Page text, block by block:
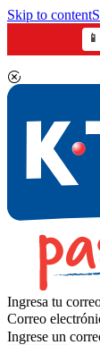
Skip to content
Ingresa tu
Correo
Ingrese un